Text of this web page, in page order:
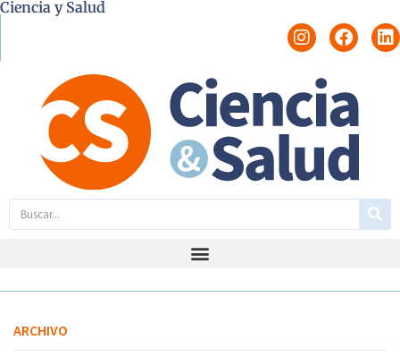
Ciencia y Salud
ARCHIVO